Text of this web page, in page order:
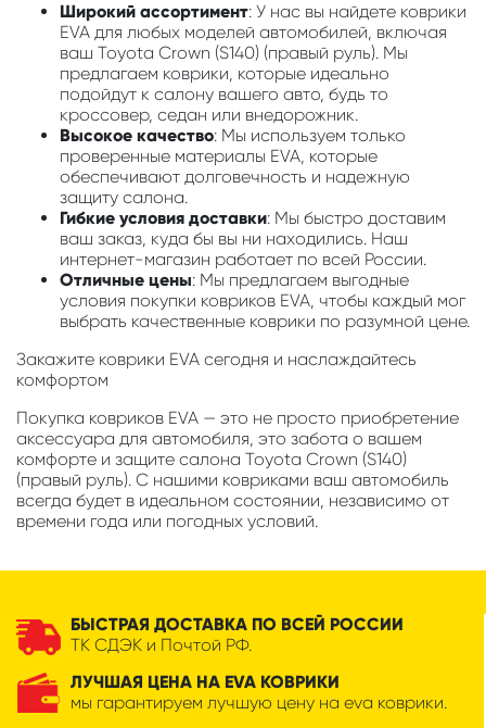
Широкий ассортимент: У нас вы найдете коврики
EVA для любых моделей автомобилей, включая
ваш Toyota Crown (S140) (правый руль). Мы
предлагаем коврики, которые идеально
подойдут к салону вашего авто, будь то
кроссовер, седан или внедорожник.
Высокое качество: Мы используем только
проверенные материалы EVA, которые
обеспечивают долговечность и надежную
защиту салона.
Гибкие условия доставки: Мы быстро доставим
ваш заказ, куда бы вы ни находились. Наш
интернет-магазин работает по всей России.
Отличные цены: Мы предлагаем выгодные
условия покупки ковриков EVA, чтобы каждый мог
выбрать качественные коврики по разумной цене.
Закажите коврики EVA сегодня и наслаждайтесь
комфортом
Покупка ковриков EVA — это не просто приобретение
аксессуара для автомобиля, это забота о вашем
комфорте и защите салона Toyota Crown (S140)
(правый руль). С нашими ковриками ваш автомобиль
всегда будет в идеальном состоянии, независимо от
времени года или погодных условий.
БЫСТРАЯ ДОСТАВКА ПО ВСЕЙ РОССИИ
ТК СДЭК и Почтой РФ.
ЛУЧШАЯ ЦЕНА НА EVA КОВРИКИ
мы гарантируем лучшую цену на eva коврики.